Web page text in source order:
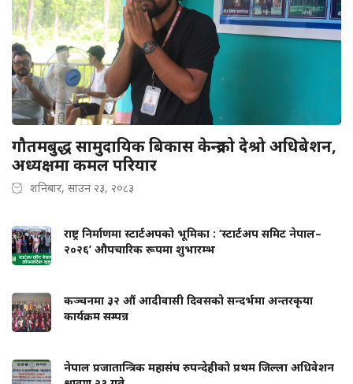
गौतमबुद्ध सामुदायिक बिकास केन्द्रको देश्रो अधिबेशन,
अध्यक्षमा कमल परियार
शनिबार, साउन २३, २०८३
राष्ट्र निर्माणमा स्टार्टअपको भूमिका : ‘स्टार्टअप समिट नेपाल–
२०२६’ औपचारिक रूपमा शुभारम्भ
कञ्चनमा ३२ औं आदीवासी दिवसको सन्दर्भमा अन्तरकृया
कार्यक्रम सम्पन्न
नेपाल प्रजातान्त्रिक महासंघ रुपन्देहीको प्रथम जिल्ला अधिवेशन